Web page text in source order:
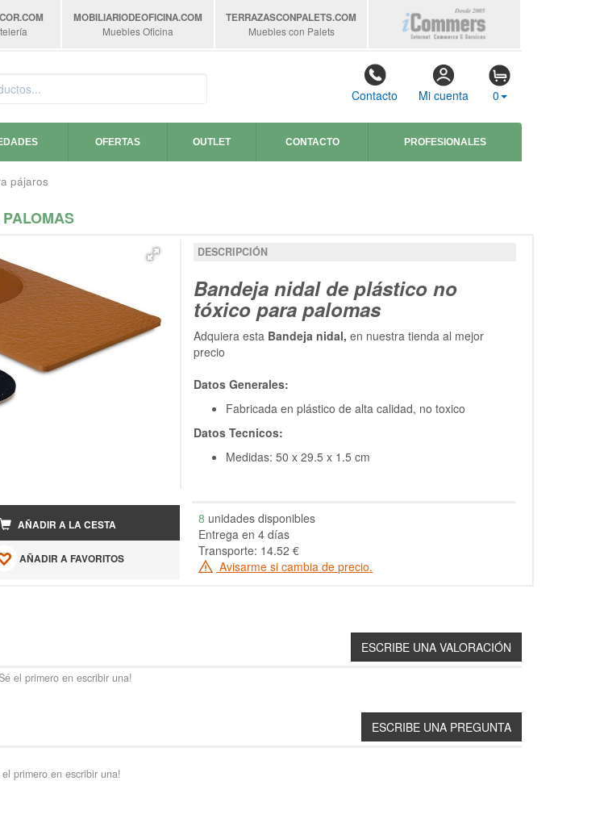
.COM
MOBILIARIODEOFICINA.COM
Muebles Oficina
TERRAZASCONPALETS.COM
Muebles con Palets
Contacto Mi cuenta 0
OFERTAS OUTLET CONTACTO PROFESIONALES
pájaros
DESCRIPCIÓN
Bandeja nidal de plástico no
tóxico para palomas
Adquiera esta Bandeja nidal, en nuestra tienda al mejor
precio
Datos Generales:
Fabricada en plástico de alta calidad, no toxico
Datos Tecnicos:
Medidas: 50 x 29.5 x 1.5 cm
AÑADIR A LA CESTA
AÑADIR A FAVORITOS
8 unidades disponibles
Entrega en 4 días
Transporte: 14.52 €
Avisarme si cambia de precio.
el primero en escribir una!
primero en escribir una!